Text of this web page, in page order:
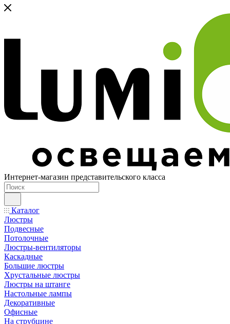
Интернет-магазин представительского класса
Каталог
Люстры
Подвесные
Потолочные
Люстры-вентиляторы
Каскадные
Большие люстры
Хрустальные люстры
Люстры на штанге
Настольные лампы
Декоративные
Офисные
На струбцине